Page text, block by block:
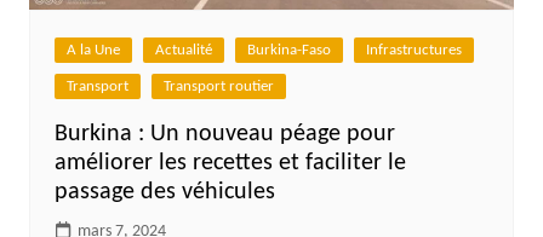
A la Une Actualité Burkina-Faso Infrastructures
Transport Transport routier
Burkina : Un nouveau péage pour
améliorer les recettes et faciliter le
passage des véhicules
mars 7, 2024